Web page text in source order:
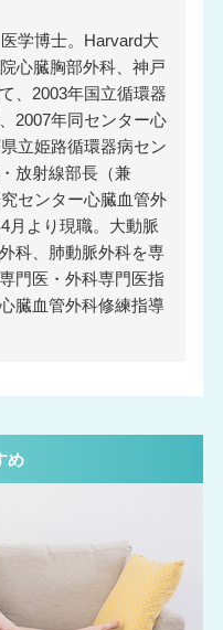
学博士。Harvard大
心臓胸部外科、神戸
、2003年国立循環器
2007年同センター心
立姫路循環器病セン
放射線部長（兼
センター心臓血管外
月より現職。大動脈
科、肺動脈外科を専
門医・外科専門医指
臓血管外科修練指導
め